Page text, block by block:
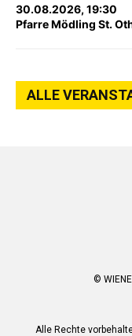
30.08.2026, 19:30
Pfarre Mödling St.
ALLE
©
Alle Rechte